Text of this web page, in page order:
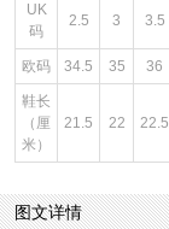
UK
码
2.5 3 3.5
欧码 34.5 35 36
鞋长
（厘
米）
21.5 22 22.5
图文详情